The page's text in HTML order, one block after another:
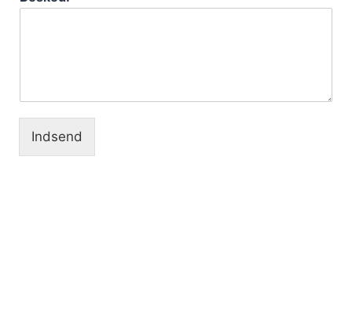
Indsend